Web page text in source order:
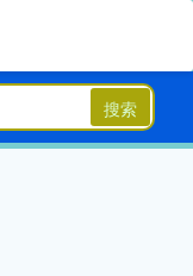
搜索